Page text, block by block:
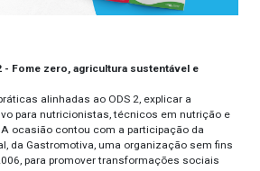
- Fome zero, agricultura sustentável e
alinhadas ao ODS 2, explicar a
para nutricionistas, técnicos em nutrição e
ocasião contou com a participação da
da Gastromotiva, uma organização sem fins
para promover transformações sociais